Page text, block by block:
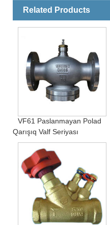
Related Products
VF61 Paslanmayan Polad
Qarışıq Valf Seriyası